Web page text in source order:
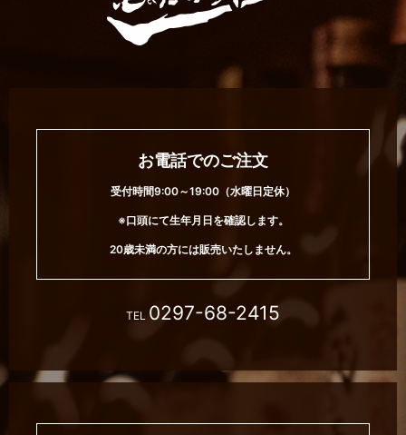
お電話でのご注文
受付時間9:00～19:00（水曜日定休）
※口頭にて生年月日を確認します。
20歳未満の方には販売いたしません。
TEL 0297-68-2415